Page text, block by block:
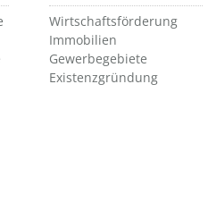
Wirtschaftsförderung
Immobilien
Gewerbegebiete
Existenzgründung